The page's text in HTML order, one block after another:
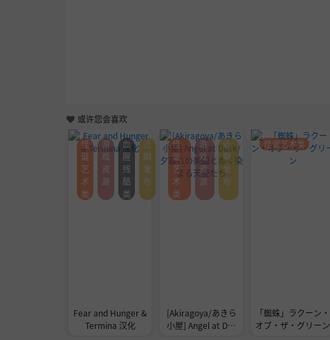
或许您会喜欢
Fear and Hunger &
Termina 汉化
怪
诞
艺
术
类
游
戏
资
源
血
腥
残
酷
类
近
期
发
布
[Akiragoya/あきら
小屋] Angel at Dus
怪
诞
艺
术
类
游
戏
资
源
近
期
发
布
「蜘蛛」ラクーン・
オブ・ザ・グリーン
怪诞艺术类